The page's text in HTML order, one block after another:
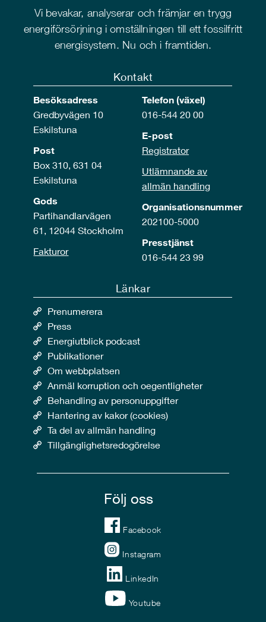
Vi bevakar, analyserar och främjar en trygg
energiförsörjning i omställningen till ett fossilfritt
energisystem. Nu och i framtiden.
Kontakt
Besöksadress
Gredbyvägen 10
Eskilstuna
Post
Box 310, 631 04
Eskilstuna
Gods
Partihandlarvägen
61, 12044 Stockholm
Fakturor
Telefon (växel)
016-544 20 00
E-post
Registrator
Utlämnande av
allmän handling
Organisationsnummer
202100-5000
Presstjänst
016-544 23 99
Länkar
Prenumerera
Press
Energiutblick podcast
Publikationer
Om webbplatsen
Anmäl korruption och oegentligheter
Behandling av personuppgifter
Hantering av kakor (cookies)
Ta del av allmän handling
Tillgänglighetsredogörelse
Följ oss
Facebook
Instagram
LinkedIn
Youtube